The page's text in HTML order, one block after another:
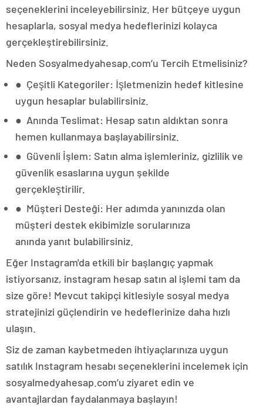
seçeneklerini inceleyebilirsiniz. Her bütçeye uygun
hesaplarla, sosyal medya hedeflerinizi kolayca
gerçekleştirebilirsiniz.
Neden Sosyalmedyahesap.com’u Tercih Etmelisiniz?
● Çeşitli Kategoriler: İşletmenizin hedef kitlesine
uygun hesaplar bulabilirsiniz.
● Anında Teslimat: Hesap satın aldıktan sonra
hemen kullanmaya başlayabilirsiniz.
● Güvenli İşlem: Satın alma işlemleriniz, gizlilik ve
güvenlik esaslarına uygun şekilde
gerçekleştirilir.
● Müşteri Desteği: Her adımda yanınızda olan
müşteri destek ekibimizle sorularınıza
anında yanıt bulabilirsiniz.
Eğer Instagram'da etkili bir başlangıç yapmak
istiyorsanız, instagram hesap satın al işlemi tam da
size göre! Mevcut takipçi kitlesiyle sosyal medya
stratejinizi güçlendirin ve hedeflerinize daha hızlı
ulaşın.
Siz de zaman kaybetmeden ihtiyaçlarınıza uygun
satılık Instagram hesabı seçeneklerini incelemek için
sosyalmedyahesap.com’u ziyaret edin ve
avantajlardan faydalanmaya başlayın!